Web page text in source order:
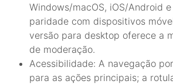
Windows/macOS, iOS/Android
paridade com dispositivos
versão para desktop oferece a
de moderação.
Acessibilidade: A navegação
para as ações principais; a